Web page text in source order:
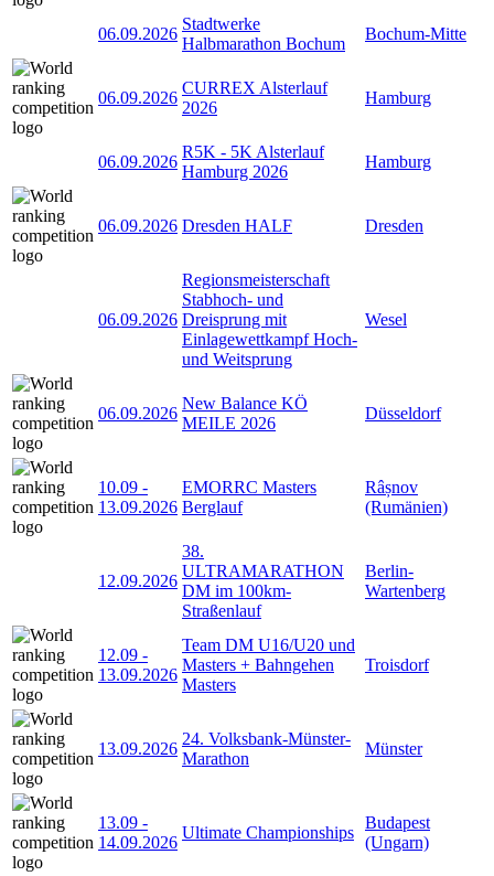
06.09.2026
Stadtwerke
Halbmarathon Bochum
Bochum-Mitte
06.09.2026
CURREX Alsterlauf
2026
Hamburg
06.09.2026
R5K - 5K Alsterlauf
Hamburg 2026
Hamburg
06.09.2026 Dresden HALF Dresden
06.09.2026
Regionsmeisterschaft
Stabhoch- und
Dreisprung mit
Einlagewettkampf Hoch-
und Weitsprung
Wesel
06.09.2026
New Balance KÖ
MEILE 2026
Düsseldorf
10.09 -
13.09.2026
EMORRC Masters
Berglauf
Râșnov
(Rumänien)
12.09.2026
38.
ULTRAMARATHON
DM im 100km-
Straßenlauf
Berlin-
Wartenberg
12.09 -
13.09.2026
Team DM U16/U20 und
Masters + Bahngehen
Masters
Troisdorf
13.09.2026
24. Volksbank-Münster-
Marathon
Münster
13.09 -
14.09.2026
Ultimate Championships
Budapest
(Ungarn)